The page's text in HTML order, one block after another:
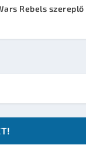
Rebels